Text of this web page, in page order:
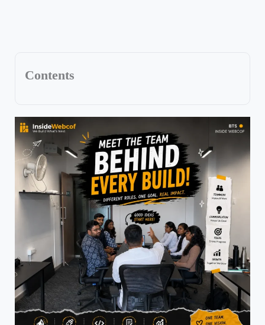
Contents